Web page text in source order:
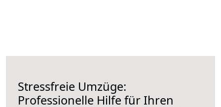
Stressfreie Umzüge:
Professionelle Hilfe für Ihren